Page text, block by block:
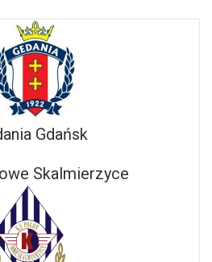
Gdańsk
Skalmierzyce